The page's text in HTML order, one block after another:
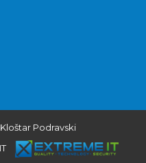
Podravski